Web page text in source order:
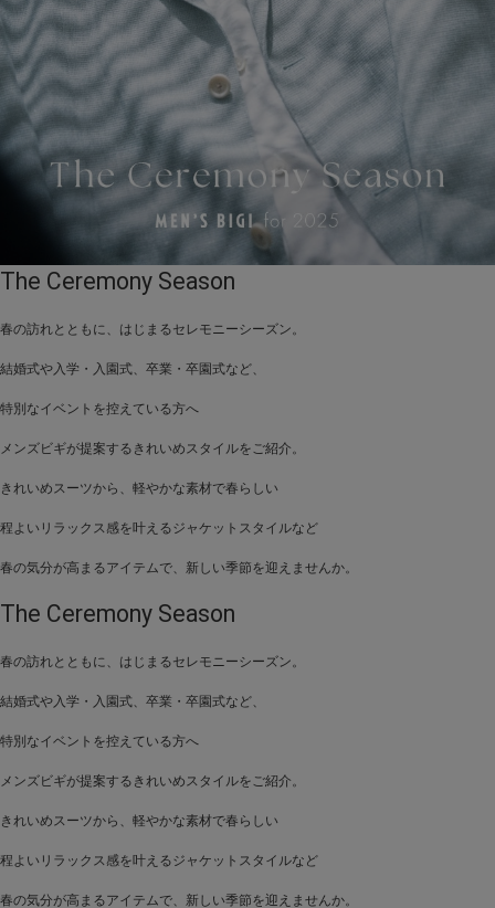
The Ceremony Season
春の訪れとともに、はじまるセレモニーシーズン。
結婚式や入学・入園式、卒業・卒園式など、
特別なイベントを控えている方へ
メンズビギが提案するきれいめスタイルをご紹介。
きれいめスーツから、軽やかな素材で春らしい
程よいリラックス感を叶えるジャケットスタイルなど
春の気分が高まるアイテムで、新しい季節を迎えませんか。
The Ceremony Season
春の訪れとともに、はじまるセレモニーシーズン。
結婚式や入学・入園式、卒業・卒園式など、
特別なイベントを控えている方へ
メンズビギが提案するきれいめスタイルをご紹介。
きれいめスーツから、軽やかな素材で春らしい
程よいリラックス感を叶えるジャケットスタイルなど
春の気分が高まるアイテムで、新しい季節を迎えませんか。